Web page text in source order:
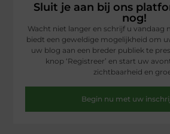
Sluit je aan bij ons
nog!
Wacht niet langer en schrijf u vandaag
biedt een geweldige mogelijkheid om
uw blog aan een breder publiek te
knop ‘Registreer’ en start uw
zichtbaarheid en
Begin nu met uw